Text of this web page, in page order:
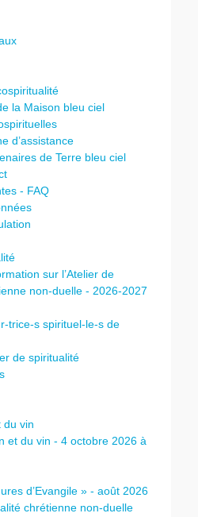
la Maison bleu ciel
d’assistance
de Terre bleu ciel
- FAQ
sur l’Atelier de
non-duelle - 2026-2027
trice-s spirituel-le-s de
de spiritualité
du vin
et du vin - 4 octobre 2026 à
d’Evangile » - août 2026
chrétienne non-duelle